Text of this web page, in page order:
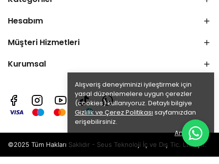
Alışveriş deneyiminizi iyileştirmek için
yasal düzenlemelere uygun çerezler
(cookies) kullanıyoruz. Detaylı bilgiye
Gizlilik ve Çerez Politikası sayfamızdan
erişebilirsiniz.
Anladım
Hesabım
Müşteri Hizmetleri
Kurumsal
©2025 Tüm Hakları Saklıdır - Seus Teknoloji İç ve Dış Tic. Ltd. Şti.